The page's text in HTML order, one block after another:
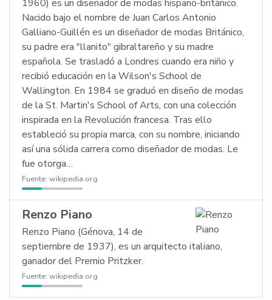
1960) es un diseñador de modas hispano-británico.
Nacido bajo el nombre de Juan Carlos Antonio
Galliano-Guillén es un diseñador de modas Británico,
su padre era "llanito" gibraltareño y su madre
española. Se trasladó a Londres cuando era niño y
recibió educación en la Wilson's School de
Wallington. En 1984 se graduó en diseño de modas
de la St. Martin's School of Arts, con una colección
inspirada en la Revolución francesa. Tras ello
estableció su propia marca, con su nombre, iniciando
así una sólida carrera como diseñador de modas. Le
fue otorga…
Fuente: wikipedia.org
Renzo Piano
Renzo Piano (Génova, 14 de
septiembre de 1937), es un arquitecto italiano,
ganador del Premio Pritzker.
Fuente: wikipedia.org